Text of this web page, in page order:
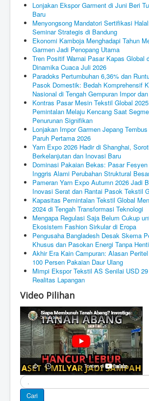
Lonjakan Ekspor Garment di Juni Beri
Baru
Menyongsong Mandatori Sertifikasi
Seminar Strategis di Bandung
Ekonomi Kamboja Menghadapi Tahun
Garmen Jadi Penopang Utama
Tren Positif Warnai Pasar Kapas Global
Dinamika Cuaca Juli 2026
Paradoks Pertumbuhan 6,36% dan
Pasok Domestik: Bedah Komprehensif
Nasional di Tengah Gempuran Impor
Kontras Pasar Mesin Tekstil Global
Pemintalan Melaju Kencang Saat
Penurunan Signifikan
Lonjakan Impor Garmen Jepang
Paruh Pertama 2026
Yarn Expo 2026 Hadir di Shanghai,
Berkelanjutan dan Inovasi Baru
Dominasi Pakaian Bekas: Pasar
Inggris Alami Perubahan Struktural
Pameran Yarn Expo Autumn 2026 Jadi
Inovasi Serat dan Rantai Pasok Tekstil
Kapasitas Pemintalan Tekstil Global
2024 di Tengah Transformasi Teknologi
Mengapa Regulasi Saja Belum Cukup
Ekosistem Fashion Sirkular di Eropa
Pengusaha Bangladesh Desak Skema
Khusus dan Pasokan Energi Tanpa Henti
Akhir Era Kain Campuran: Alasan
100 Persen Pakaian Daur Ulang
Mimpi Ekspor Tekstil AS Senilai USD
Realitas Lapangan
Video Pilihan
Cari
Cari